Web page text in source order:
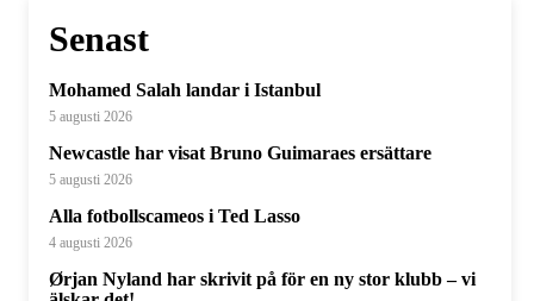
Senast
Mohamed Salah landar i Istanbul
5 augusti 2026
Newcastle har visat Bruno Guimaraes ersättare
5 augusti 2026
Alla fotbollscameos i Ted Lasso
4 augusti 2026
Ørjan Nyland har skrivit på för en ny stor klubb – vi